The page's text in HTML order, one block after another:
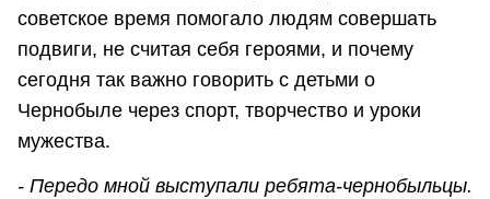
советское время помогало людям совершать
подвиги, не считая себя героями, и почему
сегодня так важно говорить с детьми о
Чернобыле через спорт, творчество и уроки
мужества.
- Передо мной выступали ребята-чернобыльцы.